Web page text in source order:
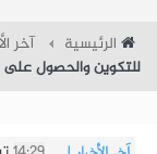
الرئيسية آخر
للتكوين والحصول على